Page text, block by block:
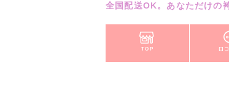
全国配送OK。あなただけの
TOP 口